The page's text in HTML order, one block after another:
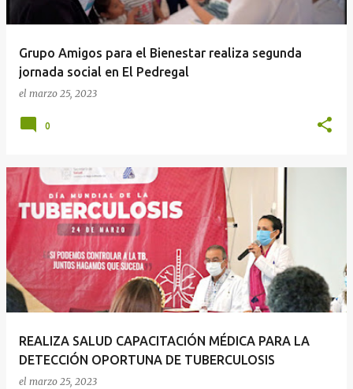
Grupo Amigos para el Bienestar realiza segunda
jornada social en El Pedregal
el marzo 25, 2023
0
REALIZA SALUD CAPACITACIÓN MÉDICA PARA LA
DETECCIÓN OPORTUNA DE TUBERCULOSIS
el marzo 25, 2023